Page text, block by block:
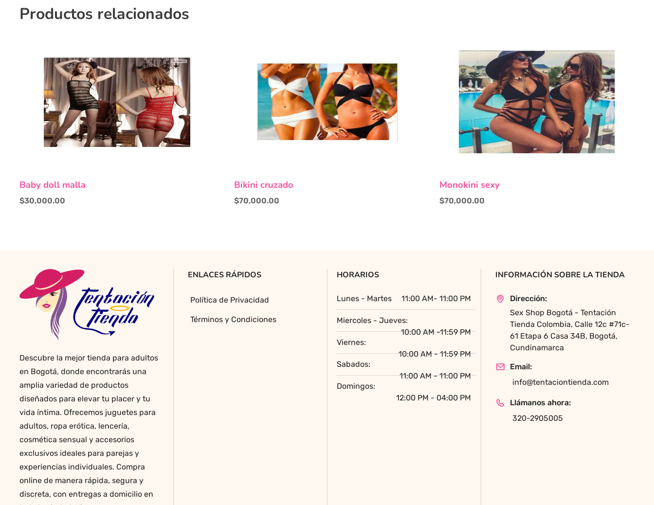
Productos relacionados
producto
tiene
múltiples
elegir
en
la
página
producto
Baby doll malla
$30,000.00
producto
tiene
múltiples
elegir
la
de
Bikini cruzado
$70,000.00
producto
tiene
múltiples
la
página
producto
Monokini sexy
$70,000.00
Descubre la mejor tienda para adultos
en Bogotá, donde encontrarás una
amplia variedad de productos
diseñados para elevar tu placer y tu
vida íntima. Ofrecemos juguetes para
adultos, ropa erótica, lencería,
cosmética sensual y accesorios
exclusivos ideales para parejas y
experiencias individuales. Compra
online de manera rápida, segura y
discreta, con entregas a domicilio en
ENLACES RÁPIDOS
Política de Privacidad
Términos y Condiciones
HORARIOS
Lunes - Martes 11:00 AM- 11:00 PM
Miercoles - Jueves:
10:00 AM -11:59 PM
Viernes:
10:00 AM - 11:59 PM
Sabados:
11:00 AM - 11:00 PM
Domingos:
12:00 PM - 04:00 PM
INFORMACIÓN SOBRE LA TIENDA
Dirección:
Sex Shop Bogotá - Tentación
Tienda Colombia, Calle 12c #71c-
61 Etapa 6 Casa 34B, Bogotá,
Cundinamarca
Email:
info@tentaciontienda.com
Llámanos ahora:
320-2905005